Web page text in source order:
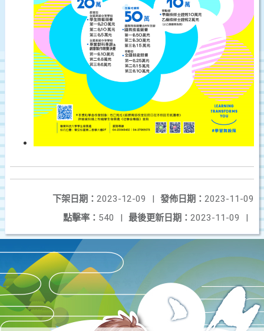
發佈日期： 2023-11-09
下架日期： 2023-12-09
|
最後更新日期： 2023-11-09 |
點擊率： 540 |